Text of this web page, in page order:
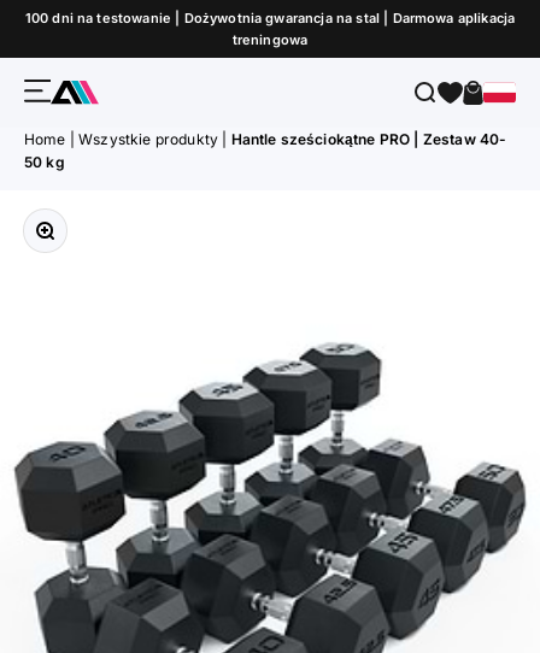
Przejdź do treści
100 dni na testowanie | Dożywotnia gwarancja na stal | Darmowa aplikacja
treningowa
MenuATLETICA SzukajKoszyk
Home Wszystkie produkty
Hantle sześciokątne PRO | Zestaw 40-
50 kg
Przybliż